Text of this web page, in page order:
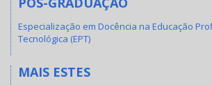
Especialização em Docência na Educação
Tecnológica (EPT)
MAIS ESTES